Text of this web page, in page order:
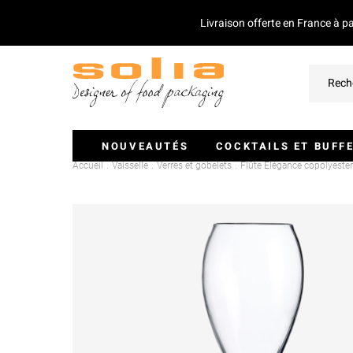
Livraison offerte en France à
NOUVEAUTÉS COCKTAILS ET
Plateaux Traiteurs
Couvercles Pour Plateaux
Piques Et Mini Couverts
Accueil Vaisselle Verres et gobelets Flûte Elégance